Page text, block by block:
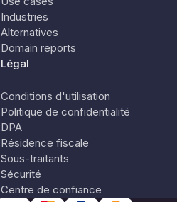
Industries
Alternatives
Domain reports
Légal
Conditions d'utilisation
Politique de confidentialité
DPA
Résidence fiscale
Sous-traitants
Sécurité
Centre de confiance